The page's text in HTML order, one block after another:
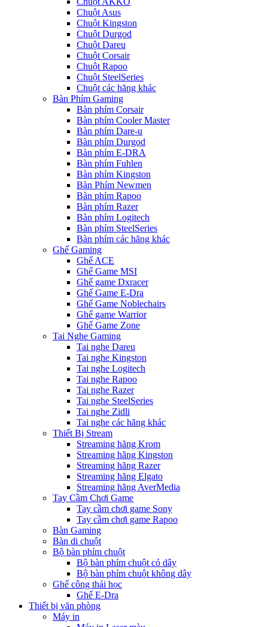
Chuột Asus
Chuột Kingston
Chuột Durgod
Chuột Dareu
Chuột Corsair
Chuột Rapoo
Chuột SteelSeries
Chuột các hãng khác
Bàn Phím Gaming
Bàn phím Corsair
Bàn phím Cooler Master
Bàn phím Dare-u
Bàn phím Durgod
Bàn phím E-DRA
Bàn phím Fuhlen
Bàn phím Kingston
Bàn Phím Newmen
Bàn phím Rapoo
Bàn phím Razer
Bàn phím Logitech
Bàn phím SteelSeries
Bàn phím các hãng khác
Ghế Gaming
Ghế ACE
Ghế Game MSI
Ghế game Dxracer
Ghế Game E-Dra
Ghế Game Noblechairs
Ghế game Warrior
Ghế Game Zone
Tai Nghe Gaming
Tai nghe Dareu
Tai nghe Kingston
Tai nghe Logitech
Tai nghe Rapoo
Tai nghe Razer
Tai nghe SteelSeries
Tai nghe Zidli
Tai nghe các hãng khác
Thiết Bị Stream
Streaming hãng Krom
Streaming hãng Kingston
Streaming hãng Razer
Streaming hãng Elgato
Streaming hãng AverMedia
Tay Cầm Chơi Game
Tay cầm chơi game Sony
Tay cầm chơi game Rapoo
Bàn Gaming
Bàn di chuột
Bộ bàn phím chuột
Bộ bàn phím chuột có dây
Bộ bàn phím chuột không dây
Ghế công thái học
Ghế E-Dra
Thiết bị văn phòng
Máy in